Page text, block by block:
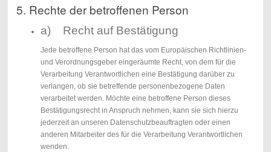
5. Rechte der betroffenen Person
a) Recht auf Bestätigung
Jede betroffene Person hat das vom Europäischen Richtlinien-
und Verordnungsgeber eingeräumte Recht, von dem für die
Verarbeitung Verantwortlichen eine Bestätigung darüber zu
verlangen, ob sie betreffende personenbezogene Daten
verarbeitet werden. Möchte eine betroffene Person dieses
Bestätigungsrecht in Anspruch nehmen, kann sie sich hierzu
jederzeit an unseren Datenschutzbeauftragten oder einen
anderen Mitarbeiter des für die Verarbeitung Verantwortlichen
wenden.